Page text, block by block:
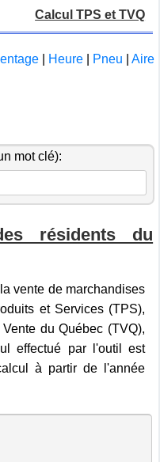
Calcul TPS et TVQ
Heure Pneu
Aire
mot clé):
résidents du
vente de marchandises
et Services (TPS),
du Québec (TVQ),
effectué par l'outil est
à partir de l'année